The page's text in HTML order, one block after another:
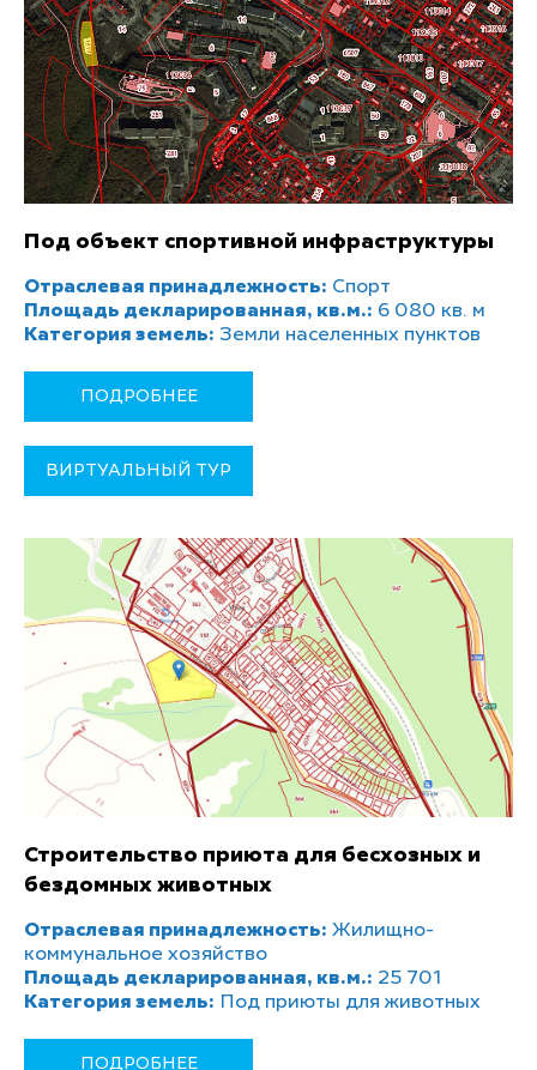
Под объект спортивной инфраструктуры
Отраслевая принадлежность: Спорт
Площадь декларированная, кв.м.: 6 080 кв. м
Категория земель: Земли населенных пунктов
ПОДРОБНЕЕ
ВИРТУАЛЬНЫЙ ТУР
Строительство приюта для бесхозных и
бездомных животных
Отраслевая принадлежность: Жилищно-
коммунальное хозяйство
Площадь декларированная, кв.м.: 25 701
Категория земель: Под приюты для животных
ПОДРОБНЕЕ